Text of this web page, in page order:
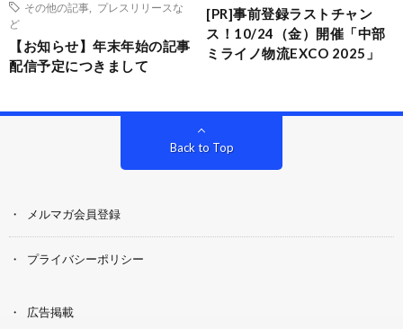
その他の記事
プレスリリースな
ど
【お知らせ】年末年始の記事
配信予定につきまして
[PR]事前登録ラストチャン
ス！10/24（金）開催「中部
ミライノ物流EXCO 2025」
Back to Top
メルマガ会員登録
プライバシーポリシー
広告掲載